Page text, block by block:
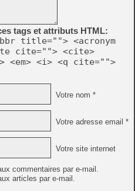
tags et attributs HTML:
title=""> <acronym
cite=""> <cite>
<em> <i> <q cite="">
Votre nom *
Votre adresse email *
Votre site internet
commentaires par e-mail.
articles par e-mail.